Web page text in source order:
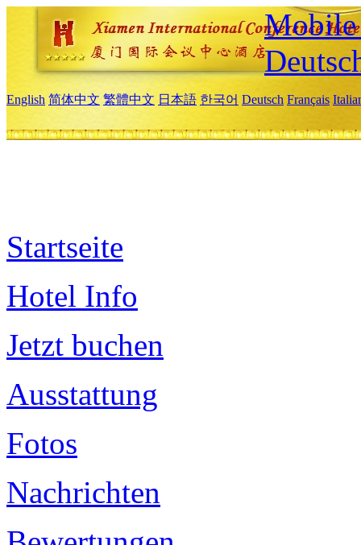
Mobile
English 简体中文 繁體中文 日本語 한국어 Deutsch Français
Startseite
Hotel Info
Jetzt buchen
Ausstattung
Fotos
Nachrichten